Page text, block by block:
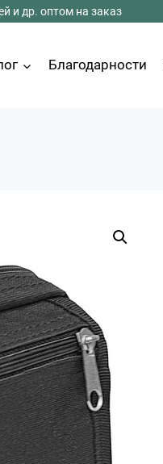
и др. оптом на заказ
Благодарности